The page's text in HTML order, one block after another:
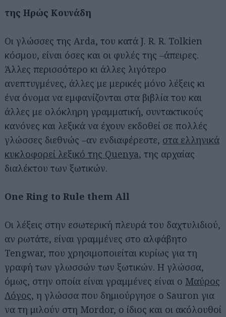
της Ηρώς Κουνάδη
Οι γλώσσες της Arda, του κατά J. R. R. Tolkien
κόσμου, είναι όσες και οι φυλές της –άπειρες.
Άλλες περισσότερο κι άλλες λιγότερο
ανεπτυγμένες, άλλες με μερικές μόνο λέξεις κι
ένα όνομα να εμφανίζονται στα βιβλία του και
άλλες με ολόκληρη γραμματική, συντακτικούς
κανόνες και λεξικά να έχουν εκδοθεί σε πολλές
γλώσσες διεθνώς –αν ενδιαφέρεστε, στα ελληνικά
κυκλοφορεί λεξικό της Quenya, της αρχαίας
διαλέκτου των ξωτικών.
One Ring to Rule them All
Οι λέξεις στην εσωτερική πλευρά του δαχτυλιδιού,
αν ρωτάτε, είναι γραμμένες στο αλφάβητο
Tengwar, που χρησιμοποιείται κυρίως για τη
γραφή των γλωσσών των ξωτικών. Η γλώσσα,
όμως, στην οποία είναι γραμμένες είναι ο Μαύρος
Λόγος, η γλώσσα που δημιούργησε ο Sauron για
να τη μιλούν στη Mordor, ο ίδιος και οι ακόλουθοί